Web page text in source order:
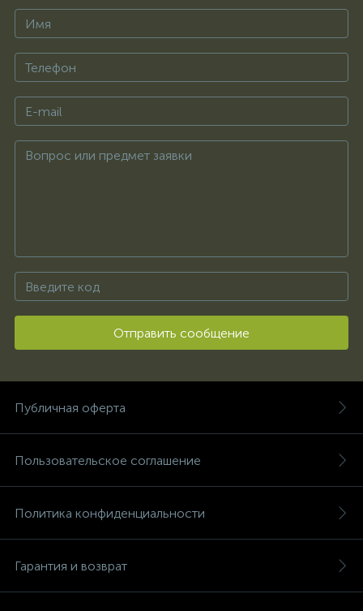
Отправить сообщение
Публичная оферта
Пользовательское соглашение
Политика конфиденциальности
Гарантия и возврат